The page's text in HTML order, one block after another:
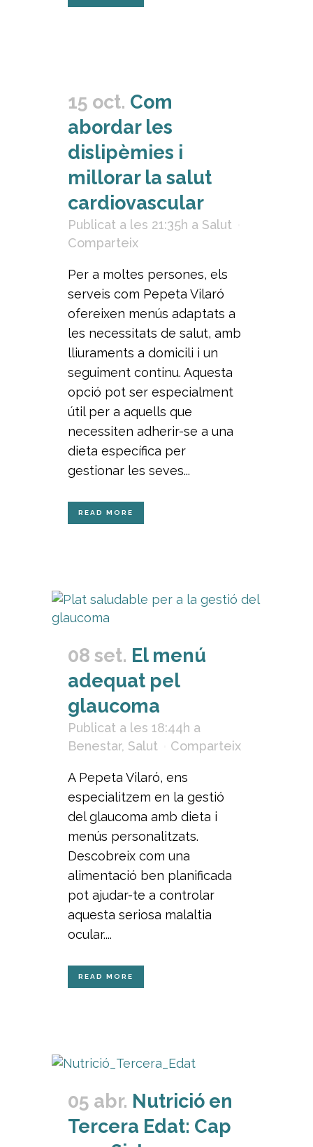
15 oct. Com
abordar les
dislipèmies i
millorar la salut
cardiovascular
Publicat a les 21:35h a Salut
Comparteix
Per a moltes persones, els
serveis com Pepeta Vilaró
ofereixen menús adaptats a
les necessitats de salut, amb
lliuraments a domicili i un
seguiment continu. Aquesta
opció pot ser especialment
útil per a aquells que
necessiten adherir-se a una
dieta específica per
gestionar les seves...
READ MORE
08 set. El menú
adequat pel
glaucoma
Publicat a les 18:44h a
Benestar, Salut Comparteix
A Pepeta Vilaró, ens
especialitzem en la gestió
del glaucoma amb dieta i
menús personalitzats.
Descobreix com una
alimentació ben planificada
pot ajudar-te a controlar
aquesta seriosa malaltia
ocular....
READ MORE
05 abr. Nutrició en
Tercera Edat: Cap